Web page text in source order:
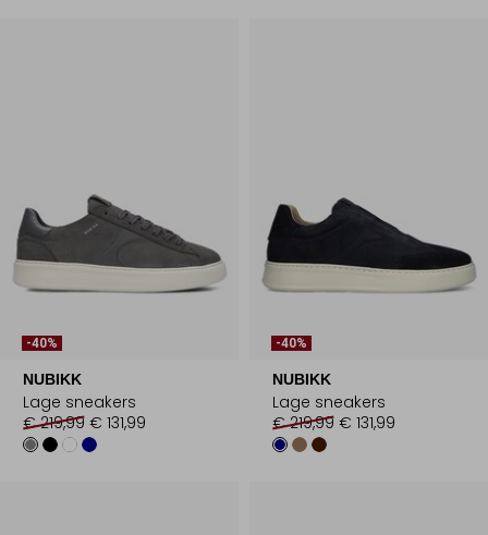
-40%
NUBIKK
Lage sneakers
€ 219,99 € 131,99
-40%
NUBIKK
Lage sneakers
€ 219,99 € 131,99